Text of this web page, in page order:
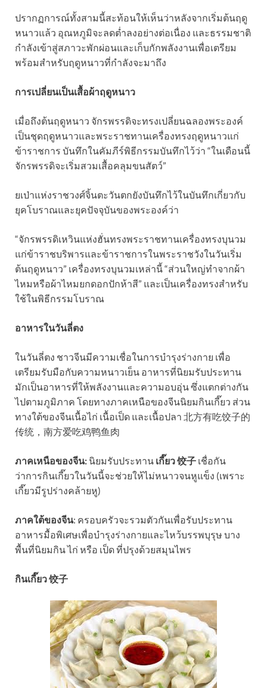
​ปรากฏการณ์ทั้งสามนี้สะท้อนให้เห็นว่าหลังจากเริ่มต้นฤดู
หนาวแล้ว อุณหภูมิจะลดต่ำลงอย่างต่อเนื่อง และธรรมชาติ
กำลังเข้าสู่สภาวะพักผ่อนและเก็บกักพลังงานเพื่อเตรียม
พร้อมสำหรับฤดูหนาวที่กำลังจะมาถึง
การเปลี่ยนเป็นเสื้อผ้าฤดูหนาว
เมื่อถึงต้นฤดูหนาว จักรพรรดิจะทรงเปลี่ยนฉลองพระองค์
เป็นชุดฤดูหนาวและพระราชทานเครื่องทรงฤดูหนาวแก่
ข้าราชการ บันทึกในคัมภีร์พิธีกรรมบันทึกไว้ว่า “ในเดือนนี้
จักรพรรดิจะเริ่มสวมเสื้อคลุมขนสัตว์”
ยเป่าแห่งราชวงศ์จิ้นตะวันตกยังบันทึกไว้ในบันทึกเกี่ยวกับ
ยุคโบราณและยุคปัจจุบันของพระองค์ว่า
“จักรพรรดิเหวินแห่งฮั่นทรงพระราชทานเครื่องทรงบุนวม
แก่ข้าราชบริพารและข้าราชการในพระราชวังในวันเริ่ม
ต้นฤดูหนาว” เครื่องทรงบุนวมเหล่านี้ “ส่วนใหญ่ทำจากผ้า
ไหมหรือผ้าไหมยกดอกปักห้าสี” และเป็นเครื่องทรงสำหรับ
ใช้ในพิธีกรรมโบราณ
อาหารในวันลี่ตง
ในวันลี่ตง ชาวจีนมีความเชื่อในการบำรุงร่างกาย เพื่อ
เตรียมรับมือกับความหนาวเย็น อาหารที่นิยมรับประทาน
มักเป็นอาหารที่ให้พลังงานและความอบอุ่น ซึ่งแตกต่างกัน
ไปตามภูมิภาค โดยทางภาคเหนือของจีนนิยมกินเกี๊ยว ส่วน
ทางใต้ของจีนเนื้อไก่ เนื้อเป็ด และเนื้อปลา 北方有吃饺子的
传统，南方爱吃鸡鸭鱼肉
ภาคเหนือของจีน: นิยมรับประทาน เกี๊ยว 饺子 เชื่อกัน
ว่าการกินเกี๊ยวในวันนี้จะช่วยให้ไม่หนาวจนหูแข็ง (เพราะ
เกี๊ยวมีรูปร่างคล้ายหู)
ภาคใต้ของจีน: ครอบครัวจะรวมตัวกันเพื่อรับประทาน
อาหารมื้อพิเศษเพื่อบำรุงร่างกายและไหว้บรรพบุรุษ บาง
พื้นที่นิยมกิน ไก่ หรือ เป็ด ที่ปรุงด้วยสมุนไพร
กินเกี๊ยว 饺子